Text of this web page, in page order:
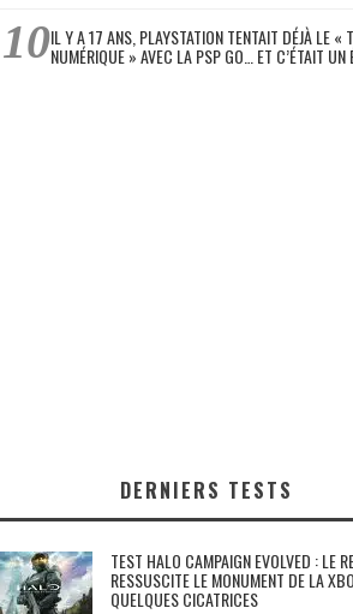
IL Y A 17 ANS, PLAYSTATION TENTAIT DÉJÀ LE «
NUMÉRIQUE » AVEC LA PSP GO… ET C’ÉTAIT UN
DERNIERS TESTS
TEST HALO CAMPAIGN EVOLVED : LE
RESSUSCITE LE MONUMENT DE LA
QUELQUES CICATRICES